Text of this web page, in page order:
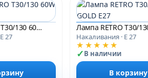
Лампа RETRO T30/130 60W GOLD E27
27 Накаливания · E 27
★★★★★
В наличии
В корзину